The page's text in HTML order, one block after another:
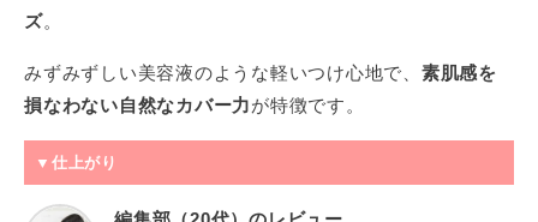
ズ。
みずみずしい美容液のような軽いつけ心地で、 素肌感を
損なわない自然なカバー力が特徴です。
▼仕上がり